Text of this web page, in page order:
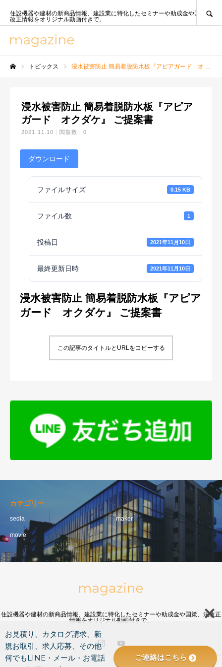
住設機器や建材の新商品情報、建設業に特化したセミナーや助成金や国策、法
改正情報をオリジナル動画付きで。
トピックス 浸水被害防止 簡易着脱防水板『アピアガード オクダケ』 ご提案書
浸水被害防止 簡易着脱防水板『アピア
ガード オクダケ』 ご提案書
2021.11.10 閲覧数：0
ダウンロード
ファイルサイズ 0.15 KB
ファイル数 1
投稿日 2021年11月10日
最終更新日時 2021年11月10日
浸水被害防止 簡易着脱防水板『アピア
ガード オクダケ』 ご提案書
この記事のタイトルとURLをコピーする
カテゴリー
sedia maker
movie
住設機器や建材の新商品情報、建設業に特化したセミナーや助成金や国策、法改正
情報をオリジナル動画付きで。
お見積り、カタログ請求、新
規お取引、求人応募、その他
何でもLINE・メール・お電話
ご連絡はこちら